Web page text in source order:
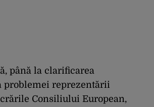
până la clarificarea
problemei reprezentării
Consiliului European,